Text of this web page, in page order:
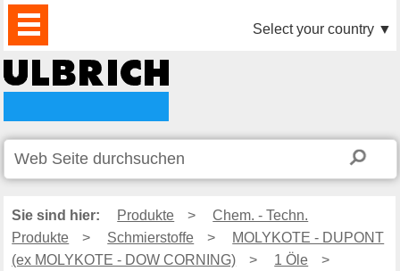
PRODUKTE
AKTUELLES
DOWNLOAD
VIDEO
PARTNER
UNTERNEHMEN
KONTAKTE Select your country ▼
Sie sind hier: Produkte >
Chem. - Techn.
Produkte
> Schmierstoffe >
MOLYKOTE - DUPONT
(ex MOLYKOTE - DOW CORNING)
> 1 Öle
>